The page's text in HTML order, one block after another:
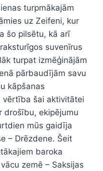
turpmākajām
uz Zeifeni, kur
šo pilsētu, kā arī
suvenīrus
turpat izmēģinājām
pārbaudījām savu
kāpšanas
vērtība šai aktivitātei
drošību, ekipējumu
mūs gaidīja
– Drēzdene. Šeit
baroka
zemē – Saksijas